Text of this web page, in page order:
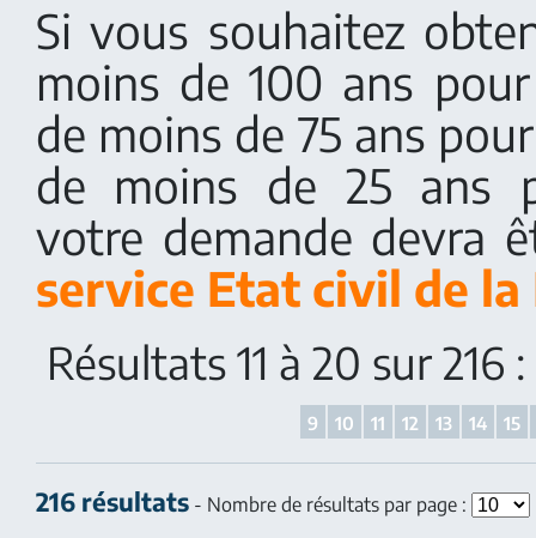
Si vous souhaitez
moins de 100 ans
de moins de 75 ans
de moins de 25 ans
votre demande devra
service Etat civil de
Résultats 11 à 20 sur
9 10 11 12 13 14 15
216 résultats- Nombre de résultats par page :